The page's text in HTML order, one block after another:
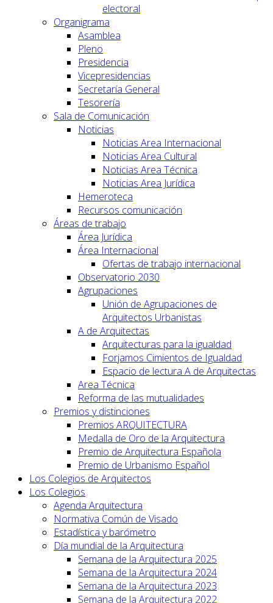
electoral
Organigrama
Asamblea
Pleno
Presidencia
Vicepresidencias
Secretaría General
Tesorería
Sala de Comunicación
Noticias
Noticias Area Internacional
Noticias Area Cultural
Noticias Area Técnica
Noticias Area Jurídica
Hemeroteca
Recursos comunicación
Áreas de trabajo
Área Jurídica
Área Internacional
Ofertas de trabajo internacional
Observatorio 2030
Agrupaciones
Unión de Agrupaciones de
Arquitectos Urbanistas
A de Arquitectas
Arquitecturas para la igualdad
Forjamos Cimientos de Igualdad
Espacio de lectura A de Arquitectas
Area Técnica
Reforma de las mutualidades
Premios y distinciones
Premios ARQUITECTURA
Medalla de Oro de la Arquitectura
Premio de Arquitectura Española
Premio de Urbanismo Español
Los Colegios de Arquitectos
Los Colegios
Agenda Arquitectura
Normativa Común de Visado
Estadística y barómetro
Día mundial de la Arquitectura
Semana de la Arquitectura 2025
Semana de la Arquitectura 2024
Semana de la Arquitectura 2023
Semana de la Arquitectura 2022